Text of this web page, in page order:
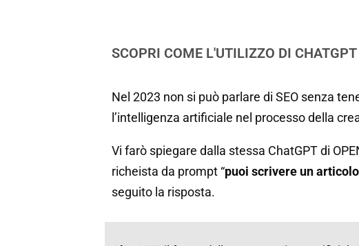
SCOPRI COME L'UTILIZZO DI
Nel 2023 non si può parlare di SEO senza
l’intelligenza artificiale nel processo della
Vi farò spiegare dalla stessa ChatGPT di
richeista da prompt “puoi scrivere un
seguito la risposta.